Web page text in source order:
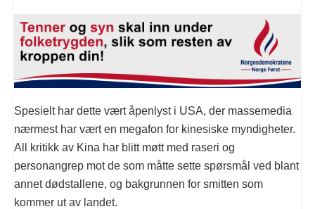
Spesielt har dette vært åpenlyst i USA, der massemedia
nærmest har vært en megafon for kinesiske myndigheter.
All kritikk av Kina har blitt møtt med raseri og
personangrep mot de som måtte sette spørsmål ved blant
annet dødstallene, og bakgrunnen for smitten som
kommer ut av landet.